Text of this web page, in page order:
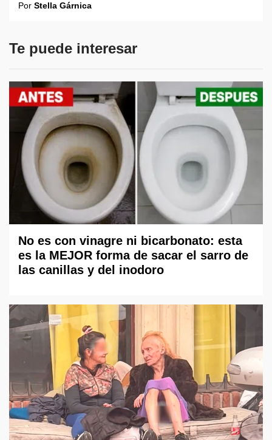
Por Stella Gárnica
Te puede interesar
No es con vinagre ni bicarbonato: esta
es la MEJOR forma de sacar el sarro de
las canillas y del inodoro